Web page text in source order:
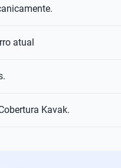
atual
Kavak.